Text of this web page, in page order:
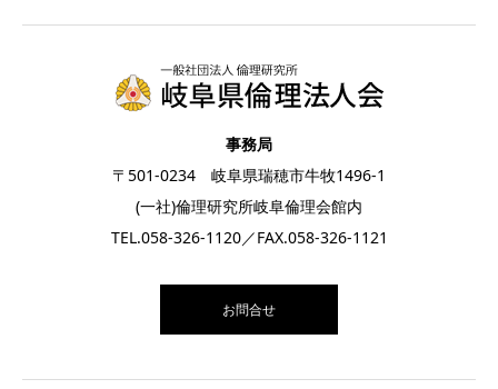
事務局
〒501-0234 岐阜県瑞穂市牛牧1496-1
(一社)倫理研究所岐阜倫理会館内
TEL.058-326-1120／FAX.058-326-1121
お問合せ